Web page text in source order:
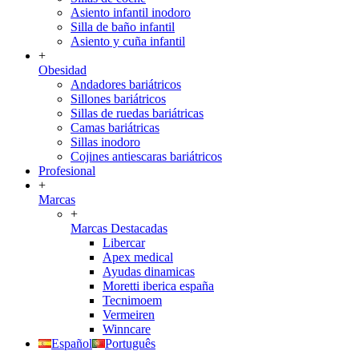
Asiento infantil inodoro
Silla de baño infantil
Asiento y cuña infantil
+
Obesidad
Andadores bariátricos
Sillones bariátricos
Sillas de ruedas bariátricas
Camas bariátricas
Sillas inodoro
Cojines antiescaras bariátricos
Profesional
+
Marcas
+
Marcas Destacadas
Libercar
Apex medical
Ayudas dinamicas
Moretti iberica españa
Tecnimoem
Vermeiren
Winncare
Español
Português